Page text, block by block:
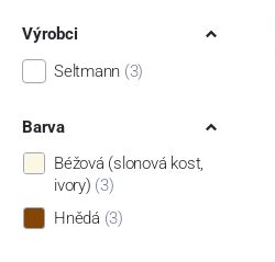
Výrobci
Seltmann (3)
Barva
Béžová (slonová kost,
ivory) (3)
Hnědá (3)